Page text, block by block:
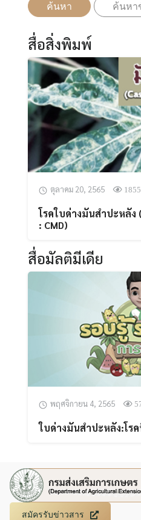
ค้นหา ค้นหา
สื่อสิ่งพิมพ์
ตุลาคม 20, 2565
โรคใบด่างมันสำปะหลัง
: CMD)
สื่อมัลติมีเดีย
พฤศจิกายน 4, 2565
ใบด่างมันสำปะหลัง:โร
สมัครรับข่าวสาร